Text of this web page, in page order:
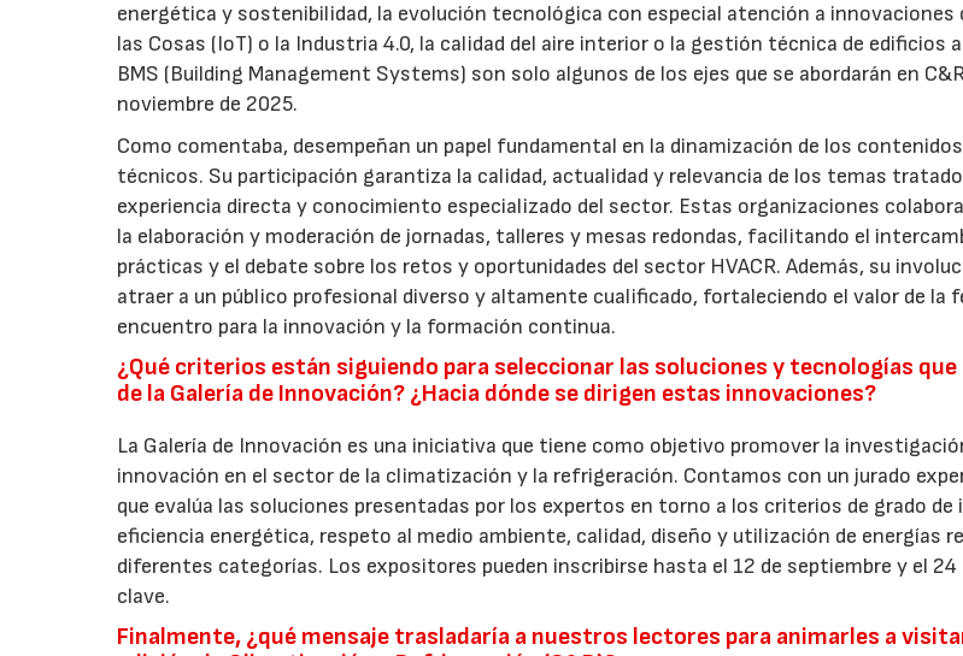
energética y sostenibilidad, la evolución tecnológica con especial atención a
las Cosas (IoT) o la Industria 4.0, la calidad del aire interior o la gestión técnica de edificios
BMS (Building Management Systems) son solo algunos de los ejes que se abordarán en
noviembre de 2025.
Como comentaba, desempeñan un papel fundamental en la dinamización de los
técnicos. Su participación garantiza la calidad, actualidad y relevancia de los temas
experiencia directa y conocimiento especializado del sector. Estas organizaciones
la elaboración y moderación de jornadas, talleres y mesas redondas, facilitando el
prácticas y el debate sobre los retos y oportunidades del sector HVACR. Además, su
atraer a un público profesional diverso y altamente cualificado, fortaleciendo el valor de la
encuentro para la innovación y la formación continua.
¿Qué criterios están siguiendo para seleccionar las soluciones y tecnologías
de la Galería de Innovación? ¿Hacia dónde se dirigen estas innovaciones?
La Galería de Innovación es una iniciativa que tiene como objetivo promover la
innovación en el sector de la climatización y la refrigeración. Contamos con un jurado
que evalúa las soluciones presentadas por los expertos en torno a los criterios de grado de
eficiencia energética, respeto al medio ambiente, calidad, diseño y utilización de energías
diferentes categorías. Los expositores pueden inscribirse hasta el 12 de septiembre y el 24
clave.
Finalmente, ¿qué mensaje trasladaría a nuestros lectores para animarles a